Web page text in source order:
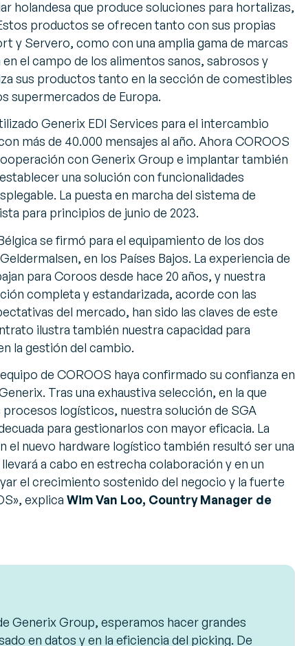
holandesa que produce soluciones para hortalizas,
productos se ofrecen tanto con sus propias
y Servero, como con una amplia gama de marcas
el campo de los alimentos sanos, sabrosos y
sus productos tanto en la sección de comestibles
supermercados de Europa.
Generix EDI Services para el intercambio
más de 40.000 mensajes al año. Ahora COROOS
con Generix Group e implantar también
una solución con funcionalidades
La puesta en marcha del sistema de
para principios de junio de 2023.
se firmó para el equipamiento de los dos
en los Países Bajos. La experiencia de
para Coroos desde hace 20 años, y nuestra
completa y estandarizada, acorde con las
del mercado, han sido las claves de este
ilustra también nuestra capacidad para
la gestión del cambio.
de COROOS haya confirmado su confianza en
Tras una exhaustiva selección, en la que
logísticos, nuestra solución de SGA
para gestionarlos con mayor eficacia. La
el nuevo hardware logístico también resultó ser una
a cabo en estrecha colaboración y en un
el crecimiento sostenido del negocio y la fuerte
explica Wim Van Loo, Country Manager de
Generix Group, esperamos hacer grandes
en datos y en la eficiencia del picking. De